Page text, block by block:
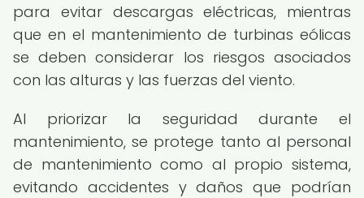
para evitar descargas eléctricas, mientras
que en el mantenimiento de turbinas eólicas
se deben considerar los riesgos asociados
con las alturas y las fuerzas del viento.
Al priorizar la seguridad durante el
mantenimiento, se protege tanto al personal
de mantenimiento como al propio sistema,
evitando accidentes y daños que podrían